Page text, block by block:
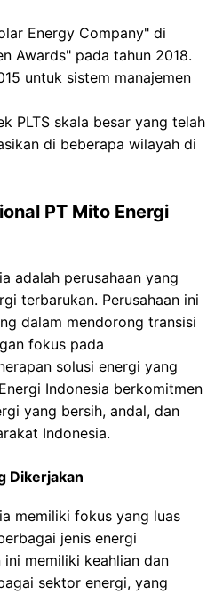
Energy Company" di
Awards" pada tahun 2018.
untuk sistem manajemen
PLTS skala besar yang telah
di beberapa wilayah di
PT Mito Energi
adalah perusahaan yang
terbarukan. Perusahaan ini
dalam mendorong transisi
fokus pada
solusi energi yang
Indonesia berkomitmen
yang bersih, andal, dan
Indonesia.
Dikerjakan
memiliki fokus yang luas
jenis energi
ini memiliki keahlian dan
sektor energi, yang